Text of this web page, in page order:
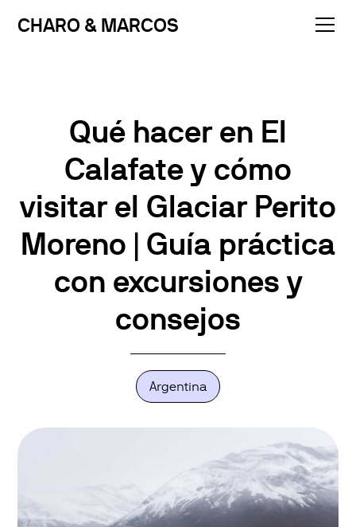
CHARO & MARCOS
Qué hacer en El
Calafate y cómo
visitar el Glaciar Perito
Moreno | Guía práctica
con excursiones y
consejos
Argentina